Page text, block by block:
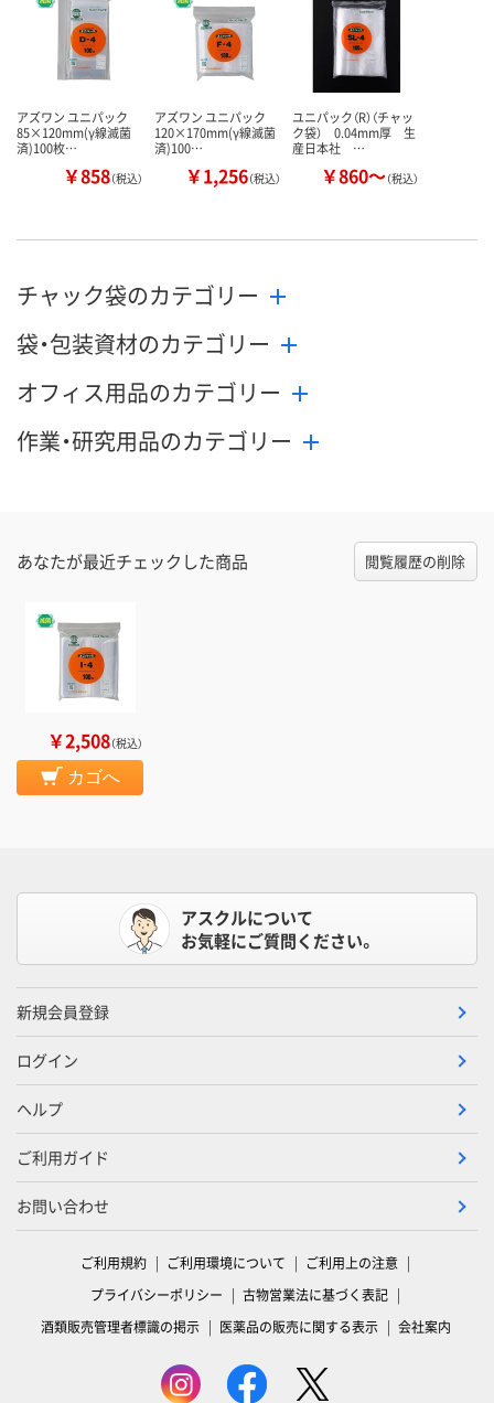
アズワン ユニパック
85×120mm(γ線滅菌
済)100枚…
￥858（税込）
アズワン ユニパック
120×170mm(γ線滅菌
済)100…
￥1,256（税込）
ユニパック（R）（チャッ
ク袋） 0.04mm厚 生
産日本社 …
￥860～（税込）
チャック袋のカテゴリー
袋・包装資材のカテゴリー
オフィス用品のカテゴリー
作業・研究用品のカテゴリー
あなたが最近チェックした商品 閲覧履歴の削除
￥2,508（税込）
カゴへ
アスクルについて
お気軽にご質問ください。
新規会員登録
ログイン
ヘルプ
ご利用ガイド
お問い合わせ
ご利用規約 ご利用環境について
ご利用上の注意
プライバシーポリシー
古物営業法に基づく表記
酒類販売管理者標識の掲示
医薬品の販売に関する表示 会社案内